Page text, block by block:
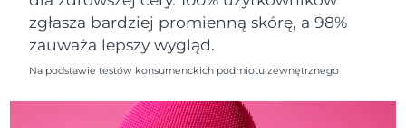
zgłasza bardziej promienną skórę, a 98%
zauważa lepszy wygląd.
Na podstawie testów konsumenckich podmiotu zewnętrznego
Oman
Oczekiwany czas dostawy
8/12/26